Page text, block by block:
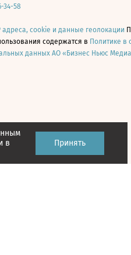
в
Принять
34-58
адреса, cookie и данные геолокации
содержатся в Политике в
данных АО «Бизнес Ньюс